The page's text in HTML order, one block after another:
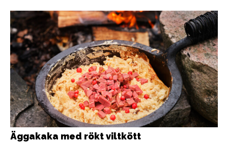
Äggakaka med rökt viltkött